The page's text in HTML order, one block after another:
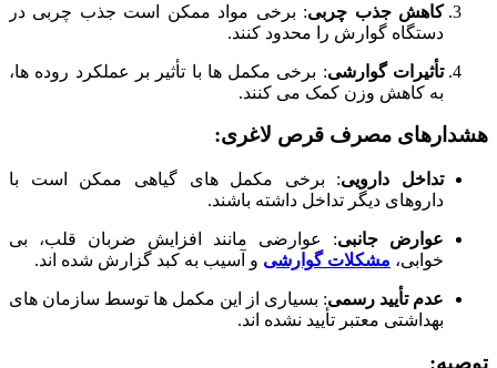
کاهش جذب چربی: برخی مواد ممکن است جذب چربی در
دستگاه گوارش را محدود کنند.
تأثیرات گوارشی: برخی مکمل ها با تأثیر بر عملکرد روده ها،
به کاهش وزن کمک می کنند.
هشدارهای مصرف قرص لاغری:
تداخل دارویی: برخی مکمل های گیاهی ممکن است با
داروهای دیگر تداخل داشته باشند.
عوارض جانبی:
عوارضی مانند افزایش ضربان قلب، بی
خوابی، مشکلات گوارشی و آسیب به کبد گزارش شده اند.
عدم تأیید رسمی: بسیاری از این مکمل ها توسط سازمان های
بهداشتی معتبر تأیید نشده اند.
توصیه: